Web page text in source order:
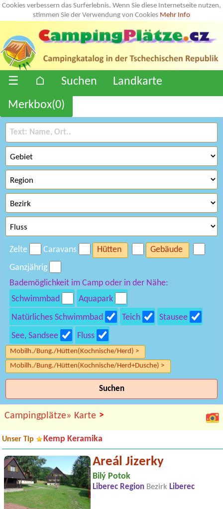
Cookies verbessern das Surferlebnis. Wenn Sie diese Internetseite nutzen,
stimmen Sie der Verwendung von Cookies Mehr Info
☰ ⌂ Suchen
Landkarte
Merkbox(0)
Zelte Caravans Hütten
Gebäude
Ganzjährig
Bademöglichkeit im Camp oder in der Nähe:
Schwimmbad
Aquapark
Natürliches Schwimmbad
Teich
Stausee
See, Sandsee
Fluss
Mobilh./Bung./Hütten(Kochnische/Herd) >
Mobilh./Bung./Hütten(Kochnische/Herd+Dusche) >
Suchen
Campingplätze» Karte >
Unser Tip Kemp Keramika
Areál Jizerky
Bilý Potok
Liberec Region Bezirk Liberec